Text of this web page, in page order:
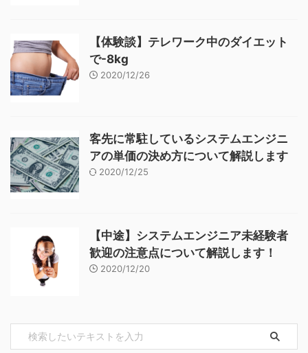
【体験談】テレワーク中のダイエット
で-8kg
2020/12/26
客先に常駐しているシステムエンジニ
アの単価の決め方について解説します
2020/12/25
【中途】システムエンジニア未経験者
歓迎の注意点について解説します！
2020/12/20